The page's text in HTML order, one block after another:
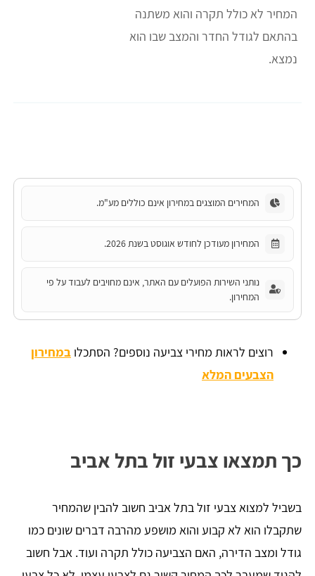
המחיר לא כולל תקרה והוא משתנה
בהתאם לגודל החדר והמצב שבו הוא
נמצא.
המחירים המוצגים במחירון אינם כוללים מע"מ.
המחירון מעודכן לחודש אוגוסט בשנת 2026.
נותני השירות הפועלים עם האתר, אינם מחויבים לעבוד על פי
המחירון.
רוצים לראות מחירי צביעה נוספים? הסתכלו במחירון
הצבעים המלא
כך תמצאו צבעי זול בתל אביב
בשביל למצוא צבעי זול בתל אביב חשוב להבין שהמחיר
שתקבלו הוא לא קבוע והוא מושפע מהרבה דברים שונים כמו
גודל ומצב הדירה, האם הצביעה כולל תקרה ועוד. אבל חשוב